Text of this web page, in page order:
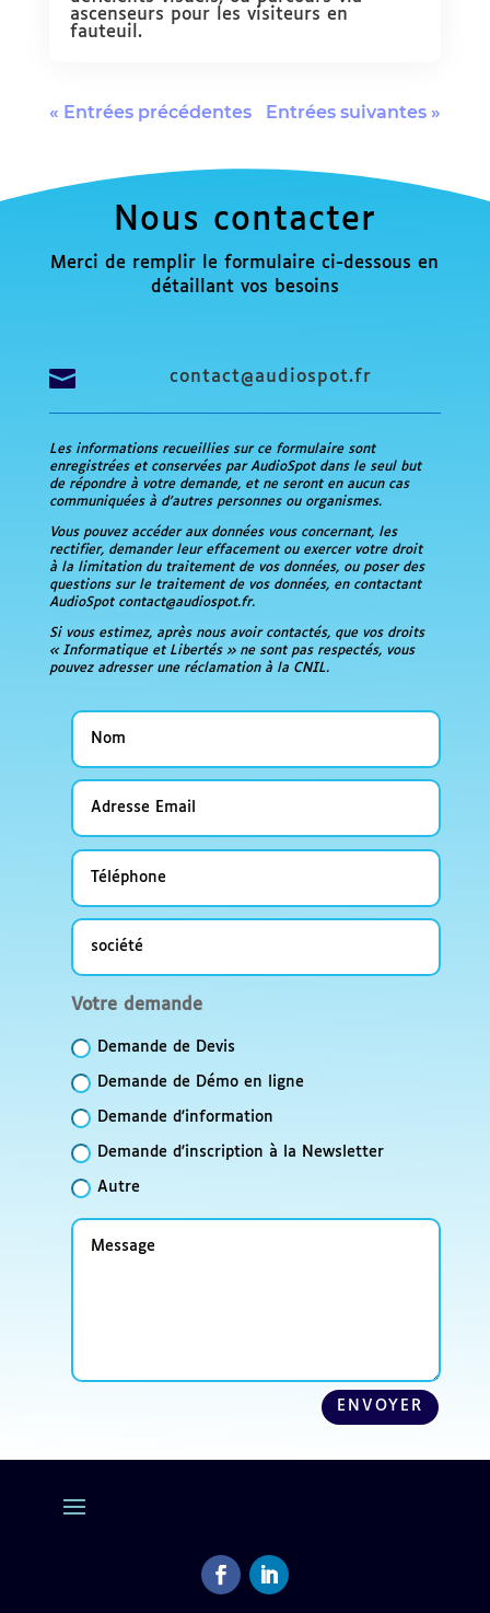
ascenseurs pour les visiteurs en
fauteuil.
« Entrées précédentes Entrées suivantes »
Nous contacter
Merci de remplir le formulaire ci-dessous en
détaillant vos besoins
 contact@audiospot.fr
Les informations recueillies sur ce formulaire sont
enregistrées et conservées par AudioSpot dans le seul but
de répondre à votre demande, et ne seront en aucun cas
communiquées à d’autres personnes ou organismes.
Vous pouvez accéder aux données vous concernant, les
rectifier, demander leur effacement ou exercer votre droit
à la limitation du traitement de vos données, ou poser des
questions sur le traitement de vos données, en contactant
AudioSpot contact@audiospot.fr.
Si vous estimez, après nous avoir contactés, que vos droits
« Informatique et Libertés » ne sont pas respectés, vous
pouvez adresser une réclamation à la CNIL.
Nom
Adresse
Email
Téléphone
société
Votre
Votre demande
Demande de Devis
Demande de Démo en ligne
Demande d'information
Demande d'inscription à la Newsletter
Autre
Message
ENVOYER